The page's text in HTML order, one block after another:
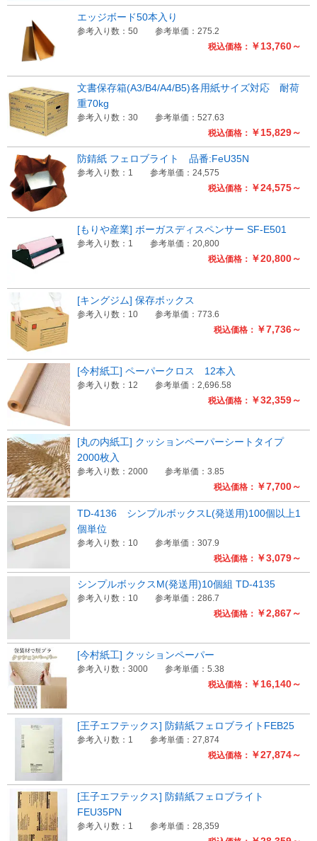
税込価格： ￥13,760～
エッジボード50本入り
参考入り数：50 参考単価：275.2
税込価格： ￥15,829～
文書保存箱(A3/B4/A4/B5)各用紙サイズ対応 耐荷
重70kg
参考入り数：30 参考単価：527.63
税込価格： ￥24,575～
防錆紙 フェロブライト 品番:FeU35N
参考入り数：1 参考単価：24,575
税込価格： ￥20,800～
[もりや産業] ボーガスディスペンサー SF-E501
参考入り数：1 参考単価：20,800
税込価格： ￥7,736～
[キングジム] 保存ボックス
参考入り数：10 参考単価：773.6
税込価格： ￥32,359～
[今村紙工] ペーパークロス 12本入
参考入り数：12 参考単価：2,696.58
税込価格： ￥7,700～
[丸の内紙工] クッションペーパーシートタイプ
2000枚入
参考入り数：2000 参考単価：3.85
税込価格： ￥3,079～
TD-4136 シンプルボックスL(発送用)100個以上1
個単位
参考入り数：10 参考単価：307.9
税込価格： ￥2,867～
シンプルボックスM(発送用)10個組 TD-4135
参考入り数：10 参考単価：286.7
税込価格： ￥16,140～
[今村紙工] クッションペーパー
参考入り数：3000 参考単価：5.38
税込価格： ￥27,874～
[王子エフテックス] 防錆紙フェロブライトFEB25
参考入り数：1 参考単価：27,874
[王子エフテックス] 防錆紙フェロブライト
FEU35PN
参考入り数：1 参考単価：28,359